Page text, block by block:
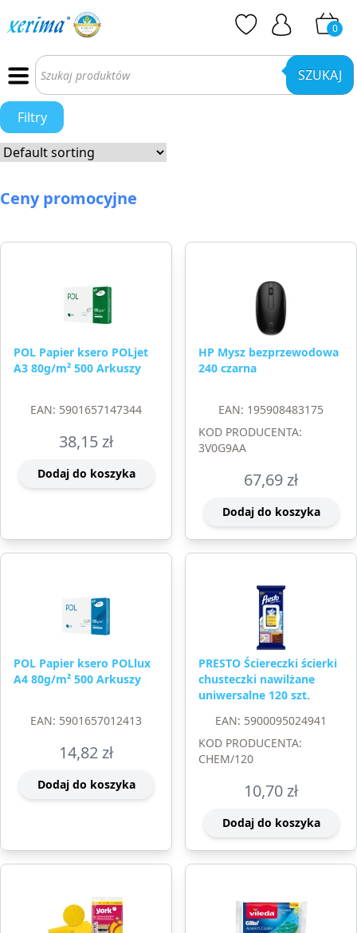
0
Wyszukiwarka
produktów SZUKAJ
Filtry
Ceny promocyjne
POL Papier ksero POLjet
A3 80g/m² 500 Arkuszy
EAN: 5901657147344
38,15zł
Dodaj do koszyka
HP Mysz bezprzewodowa
240 czarna
EAN: 195908483175
KOD PRODUCENTA:
3V0G9AA
67,69zł
Dodaj do koszyka
POL Papier ksero POLlux
A4 80g/m² 500 Arkuszy
EAN: 5901657012413
14,82zł
Dodaj do koszyka
PRESTO Ściereczki ścierki
chusteczki nawilżane
uniwersalne 120 szt.
EAN: 5900095024941
KOD PRODUCENTA:
CHEM/120
10,70zł
Dodaj do koszyka